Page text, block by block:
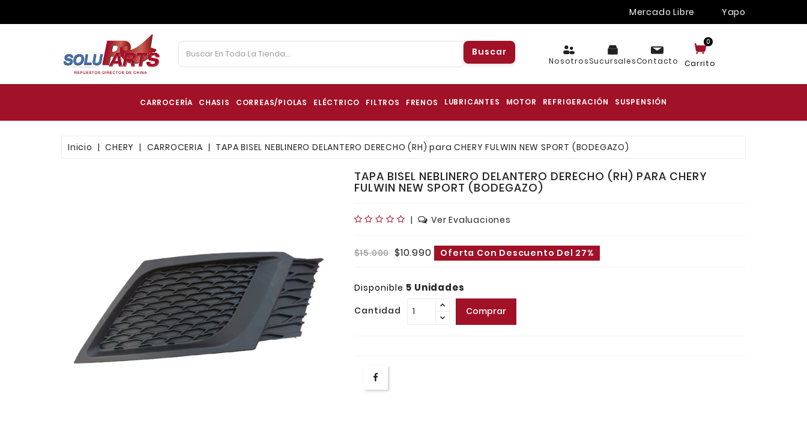
Mercado Libre Yapo
Buscar
NosotrosSucursalesContacto Carrito
0
CARROCERÍA CHASIS CORREAS/PIOLAS ELÉCTRICO FILTROS FRENOS LUBRICANTES MOTOR REFRIGERACIÓN SUSPENSIÓN
Inicio CHERY CARROCERIA TAPA BISEL NEBLINERO DELANTERO DERECHO (RH) para CHERY FULWIN NEW SPORT (BODEGAZO)
TAPA BISEL NEBLINERO DELANTERO DERECHO (RH) PARA CHERY
FULWIN NEW SPORT (BODEGAZO)
| Ver Evaluaciones
$15.000 $10.990 Oferta Con Descuento Del 27%
Disponible 5 Unidades
Cantidad Comprar